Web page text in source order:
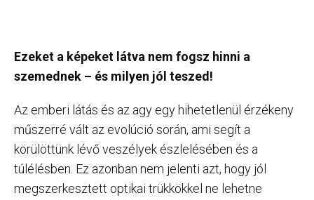
Ezeket a képeket látva nem fogsz hinni a
szemednek – és milyen jól teszed!
Az emberi látás és az agy egy hihetetlenül érzékeny
műszerré vált az evolúció során, ami segít a
körülöttünk lévő veszélyek észlelésében és a
túlélésben. Ez azonban nem jelenti azt, hogy jól
megszerkesztett optikai trükkökkel ne lehetne